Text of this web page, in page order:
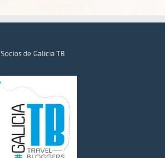
Socios de Galicia TB